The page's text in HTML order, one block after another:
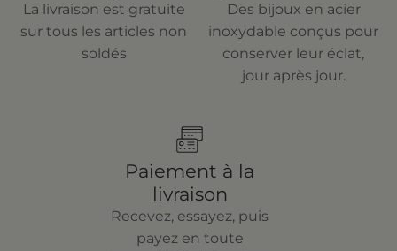
La livraison est gratuite
sur tous les articles non
soldés
Des bijoux en acier
inoxydable conçus pour
conserver leur éclat,
jour après jour.
Paiement à la
livraison
Recevez, essayez, puis
payez en toute